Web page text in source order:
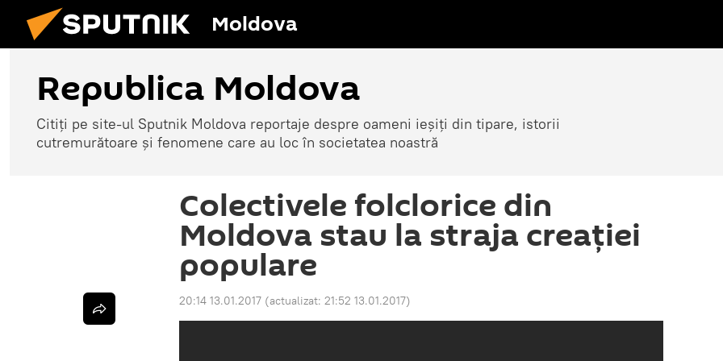
Moldova
Republica Moldova
Citiți pe site-ul Sputnik Moldova reportaje despre oameni ieșiți din tipare, istorii
cutremurătoare și fenomene care au loc în societatea noastră
Colectivele folclorice din
Moldova stau la straja creației
populare
20:14 13.01.2017 (actualizat: 21:52 13.01.2017)